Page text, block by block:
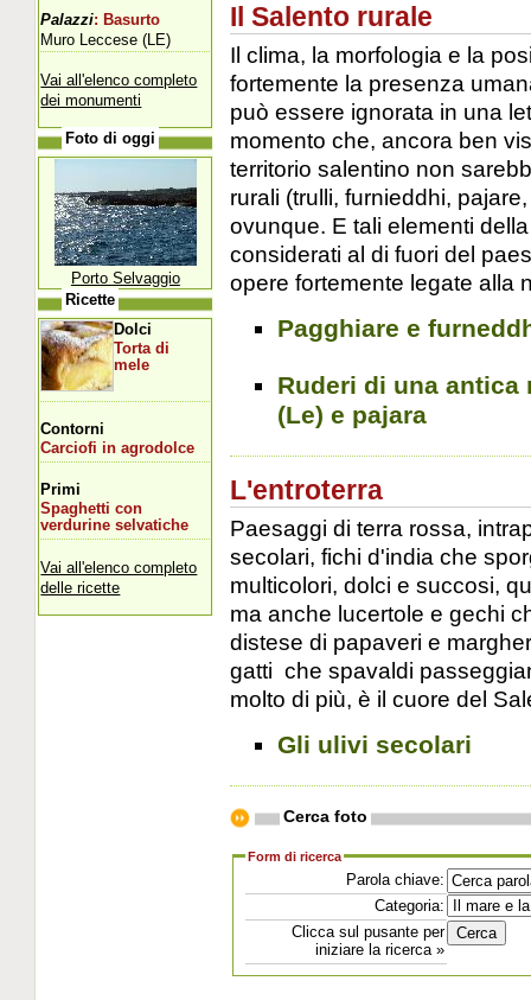
Il Salento rurale
Il clima, la morfologia e la
fortemente la presenza
può essere ignorata in una
momento che, ancora ben
territorio salentino non
rurali (trulli, furnieddhi,
ovunque. E tali elementi
considerati al di fuori del
opere fortemente legate alla
Pagghiare e
Ruderi di una
(Le) e pajara
L'entroterra
Paesaggi di terra rossa,
secolari, fichi d'india che
multicolori, dolci e succosi,
ma anche lucertole e gechi
distese di papaveri e
gatti che spavaldi
molto di più, è il cuore del
Gli ulivi secolari
Cerca foto
Form di ricerca
Parola chiave:
Categoria:
Clicca sul pusante per
iniziare la ricerca »
Palazzi: Basurto
Muro Leccese (LE)
Vai all'elenco completo
dei monumenti
Foto di oggi
Porto Selvaggio
Ricette
Dolci
Torta di
mele
Contorni
Carciofi in agrodolce
Primi
Spaghetti con
verdurine selvatiche
Vai all'elenco completo
delle ricette